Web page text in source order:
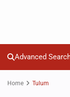
Advanced
Home Tulum